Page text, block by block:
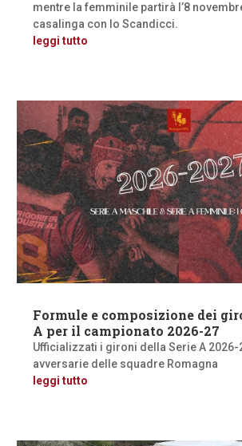
mentre la femminile partirà l’8
casalinga con lo Scandicci.
leggi tutto
Formule e composizione dei
A per il campionato 2026-27
Ufficializzati i gironi della Serie A 2026-
avversarie delle squadre Romagna
leggi tutto